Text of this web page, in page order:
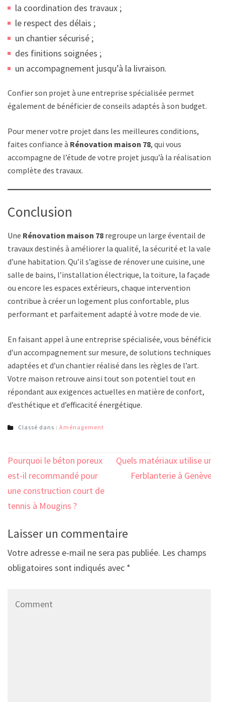
la coordination des travaux ;
le respect des délais ;
un chantier sécurisé ;
des finitions soignées ;
un accompagnement jusqu’à la livraison.
Confier son projet à une entreprise spécialisée permet
également de bénéficier de conseils adaptés à son budget.
Pour mener votre projet dans les meilleures conditions,
faites confiance à Rénovation maison 78, qui vous
accompagne de l’étude de votre projet jusqu’à la réalisation
complète des travaux.
Conclusion
Une Rénovation maison 78 regroupe un large éventail de
travaux destinés à améliorer la qualité, la sécurité et la valeur
d’une habitation. Qu’il s’agisse de rénover une cuisine, une
salle de bains, l’installation électrique, la toiture, la façade
ou encore les espaces extérieurs, chaque intervention
contribue à créer un logement plus confortable, plus
performant et parfaitement adapté à votre mode de vie.
En faisant appel à une entreprise spécialisée, vous bénéficiez
d’un accompagnement sur mesure, de solutions techniques
adaptées et d’un chantier réalisé dans les règles de l’art.
Votre maison retrouve ainsi tout son potentiel tout en
répondant aux exigences actuelles en matière de confort,
d’esthétique et d’efficacité énergétique.
Classé dans : Aménagement
Navigation
de
l’article
Pourquoi le béton poreux
est-il recommandé pour
une construction court de
tennis à Mougins ?
Quels matériaux utilise une
Ferblanterie à Genève ?
Laisser un commentaire
Votre adresse e-mail ne sera pas publiée. Les champs
obligatoires sont indiqués avec *